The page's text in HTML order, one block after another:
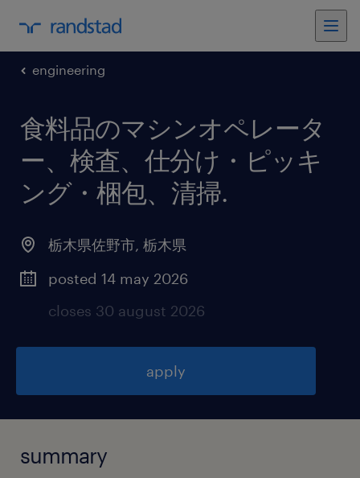
engineering
食料品のマシンオペレータ
ー、検査、仕分け・ピッキ
ング・梱包、清掃.
栃木県佐野市, 栃木県
posted 14 may 2026
closes 30 august 2026
apply
summary